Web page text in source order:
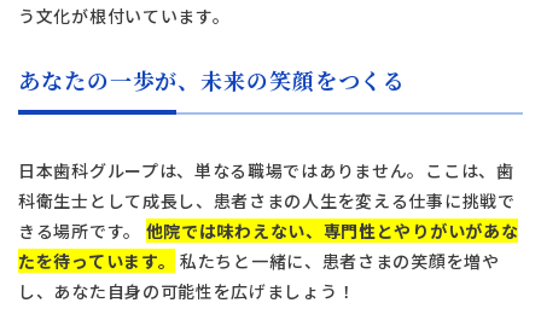
う文化が根付いています。
あなたの一歩が、未来の笑顔をつくる
日本歯科グループは、単なる職場ではありません。ここは、歯
科衛生士として成長し、患者さまの人生を変える仕事に挑戦で
きる場所です。 他院では味わえない、専門性とやりがいがあな
たを待っています。
私たちと一緒に、患者さまの笑顔を増や
し、あなた自身の可能性を広げましょう！